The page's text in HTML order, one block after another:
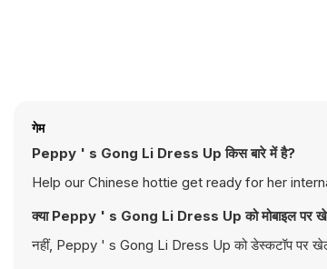
गेम
Peppy ' s Gong Li Dress Up किस बारे में है?
Help our Chinese hottie get ready for her
क्या Peppy ' s Gong Li Dress Up को मोबाइल पर
नहीं, Peppy ' s Gong Li Dress Up को डेस्कटॉप पर खेलने